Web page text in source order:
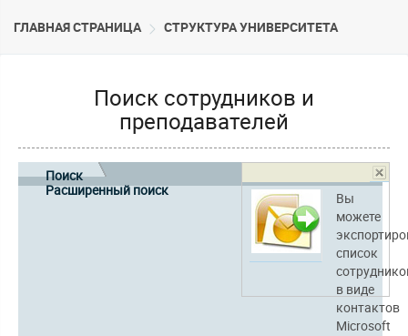
ГЛАВНАЯ СТРАНИЦА CТРУКТУРА УНИВЕРСИТЕТА
Поиск сотрудников и
преподавателей
Вы
можете
список
в виде
контактов
Microsoft
Поиск
Расширенный поиск